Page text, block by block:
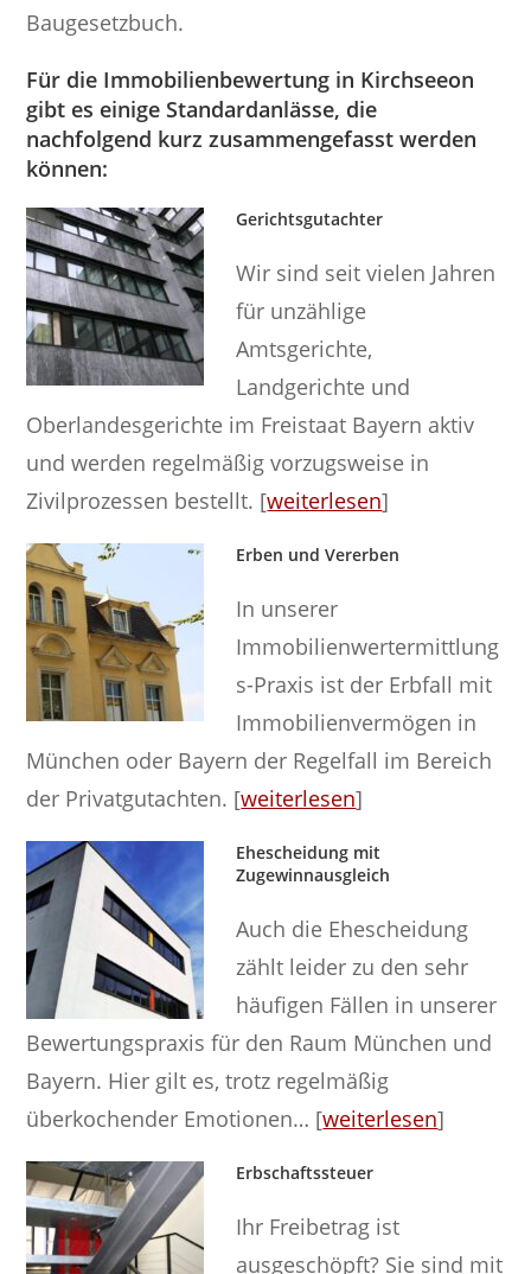
Baugesetzbuch.
Für die Immobilienbewertung in Kirchseeon
gibt es einige Standardanlässe, die
nachfolgend kurz zusammengefasst werden
können:
Gerichtsgutachter
Wir sind seit vielen Jahren
für unzählige
Amtsgerichte,
Landgerichte und
Oberlandesgerichte im Freistaat Bayern aktiv
und werden regelmäßig vorzugsweise in
Zivilprozessen bestellt. [weiterlesen]
Erben und Vererben
In unserer
Immobilienwertermittlung
s-Praxis ist der Erbfall mit
Immobilienvermögen in
München oder Bayern der Regelfall im Bereich
der Privatgutachten. [weiterlesen]
Ehescheidung mit
Zugewinnausgleich
Auch die Ehescheidung
zählt leider zu den sehr
häufigen Fällen in unserer
Bewertungspraxis für den Raum München und
Bayern. Hier gilt es, trotz regelmäßig
überkochender Emotionen… [weiterlesen]
Erbschaftssteuer
Ihr Freibetrag ist
ausgeschöpft? Sie sind mit